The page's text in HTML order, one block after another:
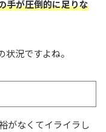
手が圧倒的に足りな
況ですよね。
がなくてイライラし